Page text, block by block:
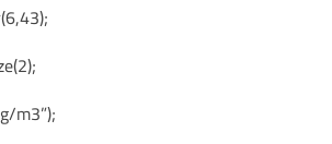
m3”);